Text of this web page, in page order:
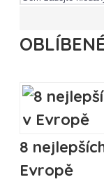
8
Evropě